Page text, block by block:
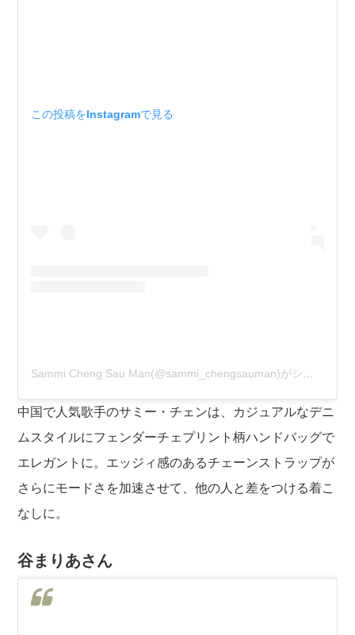
この投稿をInstagramで見る
Sammi Cheng Sau Man(@sammi_chengsauman)がシェアした投稿
中国で人気歌手のサミー・チェンは、カジュアルなデニ
ムスタイルにフェンダーチェプリント柄ハンドバッグで
エレガントに。エッジィ感のあるチェーンストラップが
さらにモードさを加速させて、他の人と差をつける着こ
なしに。
谷まりあさん